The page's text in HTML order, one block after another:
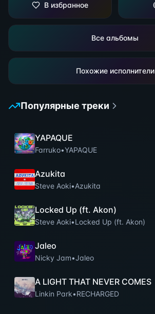
В избранное
Все альбомы
Похожие исполнители
Популярные треки
YAPAQUE
Farruko•YAPAQUE
Azukita
Steve Aoki•Azukita
Locked Up (ft. Akon)
Steve Aoki•Locked Up (ft. Akon)
Jaleo
Nicky Jam•Jaleo
A LIGHT THAT NEVER COMES
Linkin Park•RECHARGED